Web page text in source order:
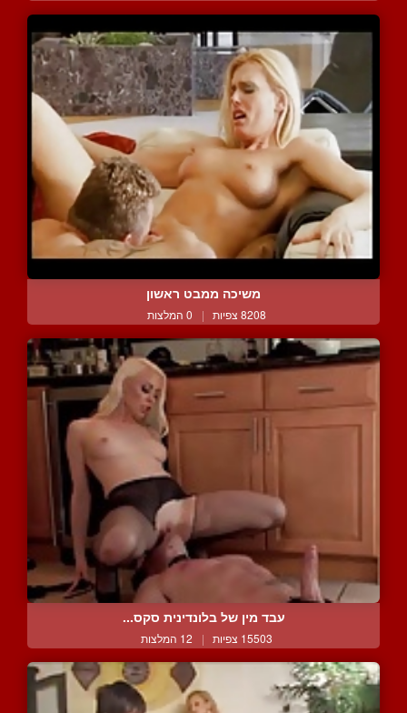
משיכה ממבט ראשון
8208 צפיות | 0 המלצות
עבד מין של בלונדינית סקס...
15503 צפיות | 12 המלצות